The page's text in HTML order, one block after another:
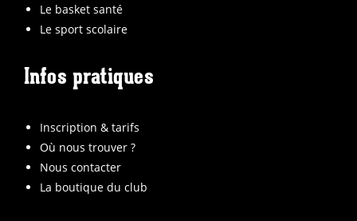
Le basket santé
Le sport scolaire
Infos pratiques
Inscription & tarifs
Où nous trouver ?
Nous contacter
La boutique du club